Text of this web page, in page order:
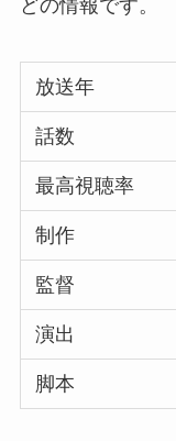
どの情報です。
放送年
話数
最高視聴率
制作
監督
演出
脚本